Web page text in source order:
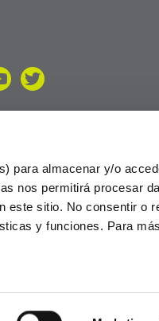
para almacenar y/o
nos permitirá procesar
este sitio. No consentir o
y funciones. Para más